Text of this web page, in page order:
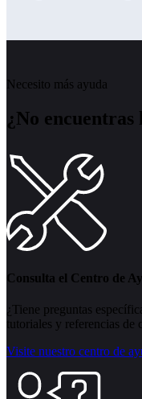
Necesito más ayuda
¿No encuentras
Consulta el Centro de
¿Tiene preguntas
tutoriales y referencias de
Visite nuestro centro de